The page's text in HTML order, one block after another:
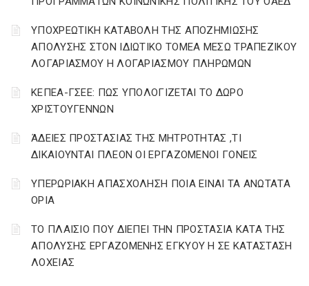
YΠΟΧΡΕΩΤΙΚΗ ΚΑΤΑΒΟΛΗ ΤΗΣ ΑΠΟΖΗΜΙΩΣΗΣ
ΑΠΟΛΥΣΗΣ ΣΤΟΝ ΙΔΙΩΤΙΚΟ ΤΟΜΕΑ ΜΕΣΩ ΤΡΑΠΕΖΙΚΟΥ
ΛΟΓΑΡΙΑΣΜΟΥ Η ΛΟΓΑΡΙΑΣΜΟΥ ΠΛΗΡΩΜΩΝ
ΚΕΠΕΑ-ΓΣΕΕ: ΠΩΣ ΥΠΟΛΟΓΙΖΕΤΑΙ ΤΟ ΔΩΡΟ
ΧΡΙΣΤΟΥΓΕΝΝΩΝ
ΆΔΕΙΕΣ ΠΡΟΣΤΑΣΙΑΣ ΤΗΣ ΜΗΤΡΟΤΗΤΑΣ ,ΤΙ
ΔΙΚΑΙΟΥΝΤΑΙ ΠΛΕΟΝ ΟΙ ΕΡΓΑΖΟΜΕΝΟΙ ΓΟΝΕΙΣ
ΥΠΕΡΩΡΙΑΚΗ ΑΠΑΣΧΟΛΗΣΗ ΠΟΙΑ ΕΙΝΑΙ ΤΑ ΑΝΩΤΑΤΑ
ΟΡΙΑ
ΤΟ ΠΛΑΙΣΙΟ ΠΟΥ ΔΙΕΠΕΙ ΤΗΝ ΠΡΟΣΤΑΣΙΑ ΚΑΤΑ ΤΗΣ
ΑΠΟΛΥΣΗΣ ΕΡΓΑΖΟΜΕΝΗΣ ΕΓΚΥΟΥ Η ΣΕ ΚΑΤΑΣΤΑΣΗ
ΛΟΧΕΙΑΣ